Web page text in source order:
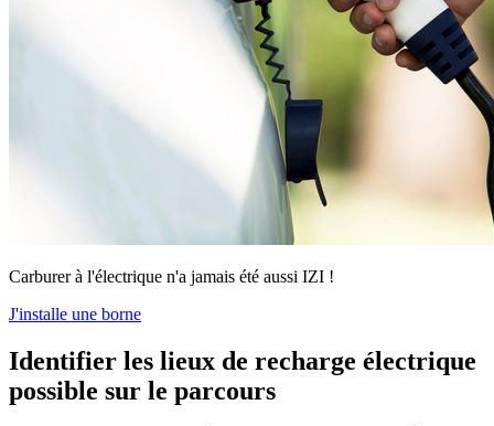
Carburer à l'électrique n'a jamais été aussi IZI !
J'installe une borne
Identifier les lieux de recharge électrique
possible sur le parcours